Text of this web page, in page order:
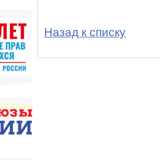
Назад к списку